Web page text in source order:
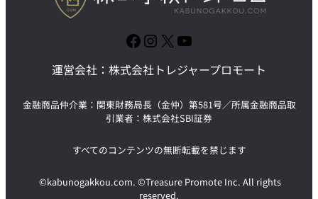
Facebook
Instagram
X YouTube
運営会社：株式会社トレジャープロモート
金融商品仲介業：関東財務局長（金仲）第581号／所属金融商品取
引業者：株式会社SBI証券
すべてのコンテンツの無断転載を禁じます
©kabunogakkou.com. ©Treasure Promote Inc. All rights
reserved.